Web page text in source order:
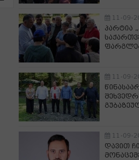
11-09-
პარტია
11-09-
11-09-
დავით